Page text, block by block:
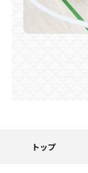
トップ